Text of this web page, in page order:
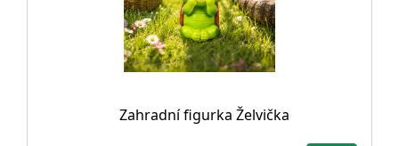
Zahradní figurka Želvička